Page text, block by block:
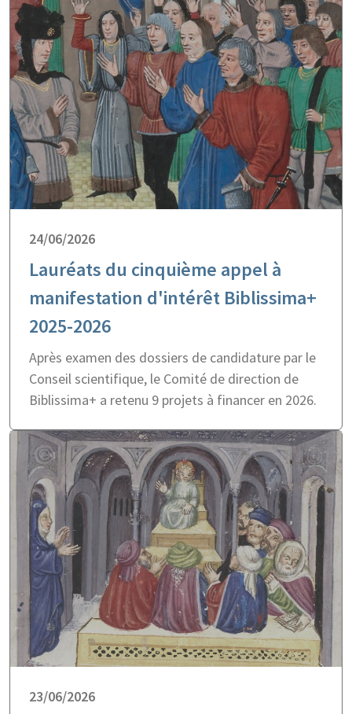
24/06/2026
Lauréats du cinquième appel à
manifestation d'intérêt Biblissima+
2025-2026
Après examen des dossiers de candidature par le
Conseil scientifique, le Comité de direction de
Biblissima+ a retenu 9 projets à financer en 2026.
23/06/2026